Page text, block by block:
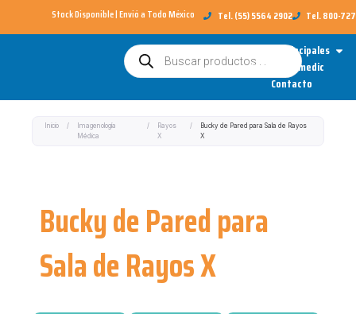
al
Stock Disponible | Envió a Todo México​ Tel. (55) 5564 2902 Tel. 800-
Búsqueda
de
productos
Categorías Principales
Sobre Redimedic
Contacto
Inicio /
Imagenología
Médica
/
Rayos
X
/
Bucky de Pared para Sala de Rayos
X
Bucky de Pared para
Sala de Rayos X